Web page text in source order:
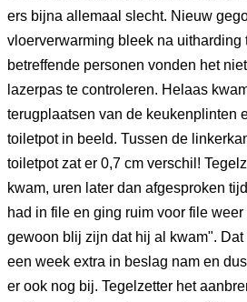
ers bijna allemaal slecht. Nieuw
vloerverwarming bleek na uitharding
betreffende personen vonden het
lazerpas te controleren. Helaas
terugplaatsen van de keukenplinten
toiletpot in beeld. Tussen de
toiletpot zat er 0,7 cm verschil!
kwam, uren later dan afgesproken
had in file en ging ruim voor file
gewoon blij zijn dat hij al kwam".
een week extra in beslag nam en
er ook nog bij. Tegelzetter het